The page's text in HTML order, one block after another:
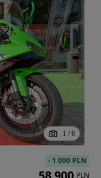
1 / 6
- 1 000 PLN
PLN